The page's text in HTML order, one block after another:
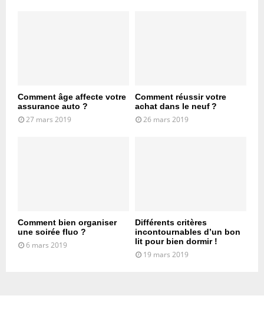
Comment âge affecte votre
assurance auto ?
27 mars 2019
Comment réussir votre
achat dans le neuf ?
26 mars 2019
Comment bien organiser
une soirée fluo ?
6 mars 2019
Différents critères
incontournables d’un bon
lit pour bien dormir !
19 mars 2019